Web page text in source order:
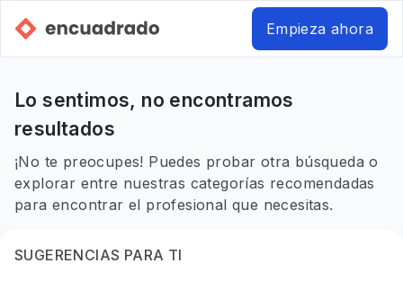
Empieza ahora
Lo sentimos, no encontramos
resultados
¡No te preocupes! Puedes probar otra búsqueda o
explorar entre nuestras categorías recomendadas
para encontrar el profesional que necesitas.
SUGERENCIAS PARA TI